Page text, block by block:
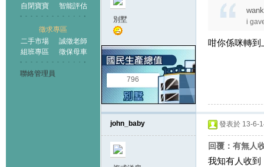
自閉寶寶
智能評估
徵求專區
二手市場
誠徵老師
組班專區
徵保母車
聯絡管理員
別墅
796
i
咁你係咪轉到
john_baby 發表於 13-6-
回覆：有無人
我知有人收到